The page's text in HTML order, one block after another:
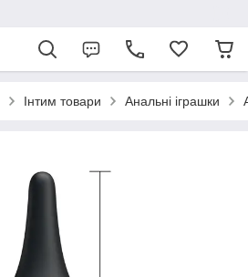
Інтим товари Анальні іграшки